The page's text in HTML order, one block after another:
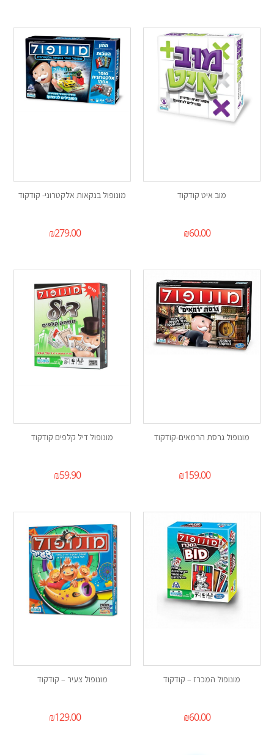
מוב איט קודקוד
₪60.00
מונופול בנקאות אלקטרוני- קודקוד
₪279.00
מונופול גרסת הרמאים-קודקוד
₪159.00
מונופול דיל קלפים קודקוד
₪59.90
מונופול המכרז – קודקוד
₪60.00
מונופול צעיר – קודקוד
₪129.00